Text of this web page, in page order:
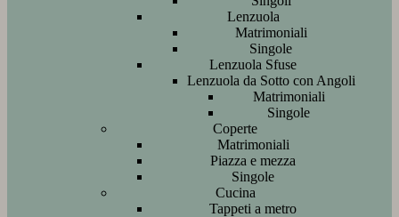
Lenzuola
Matrimoniali
Singole
Lenzuola Sfuse
Lenzuola da Sotto con Angoli
Matrimoniali
Singole
Coperte
Matrimoniali
Piazza e mezza
Singole
Cucina
Tappeti a metro